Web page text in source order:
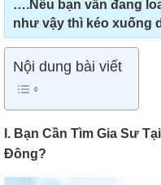
….Nếu bạn vẫn đang
như vậy thì kéo xuống
Nội dung bài viết
I. Bạn Cần Tìm Gia Sư
Đông?